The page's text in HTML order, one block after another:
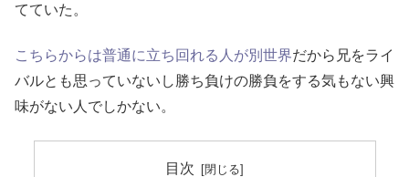
てていた。
こちらからは普通に立ち回れる人が別世界だから兄をライ
バルとも思っていないし勝ち負けの勝負をする気もない興
味がない人でしかない。
目次